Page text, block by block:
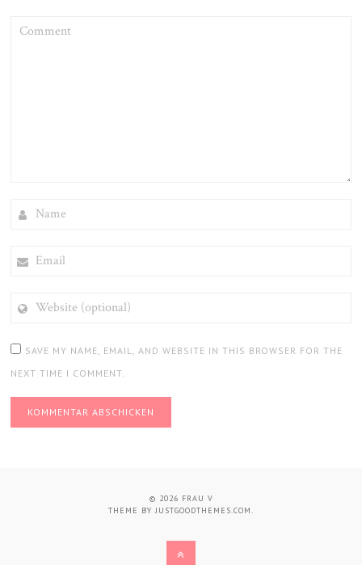
(OPTIONAL)
SAVE MY NAME, EMAIL, AND WEBSITE IN THIS BROWSER FOR THE
NEXT TIME I COMMENT.
© 2026 FRAU V
THEME BYJUSTGOODTHEMES.COM.